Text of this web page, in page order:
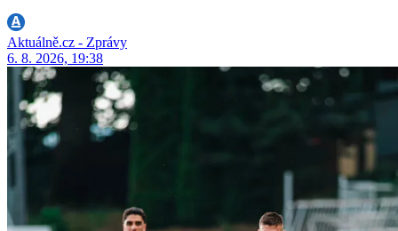
Aktuálně.cz - Zprávy
6. 8. 2026, 19:38